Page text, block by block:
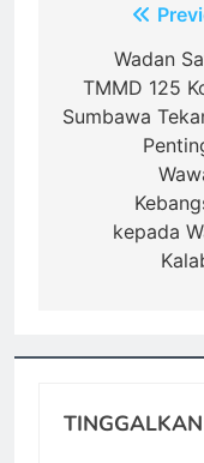
Navigasi
Wadan
TMMD 125
Sumbawa
kepada